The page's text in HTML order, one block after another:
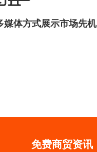
媒体方式展示市场先机
免费商贸资讯